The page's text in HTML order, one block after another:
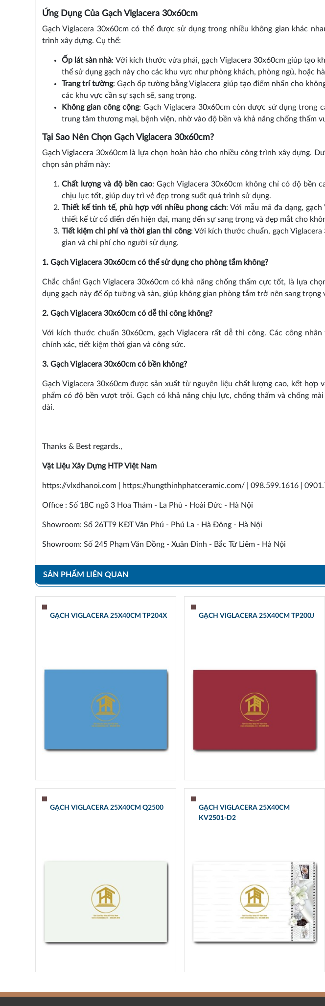
Ứng Dụng Của Gạch Viglacera 30x60cm
Gạch Viglacera 30x60cm có thể được sử dụng trong nhiều không gian khác
trình xây dựng. Cụ thể:
Ốp lát sàn nhà: Với kích thước vừa phải, gạch Viglacera 30x60cm giúp tạo
thể sử dụng gạch này cho các khu vực như phòng khách, phòng ngủ, hoặc
Trang trí tường: Gạch ốp tường bằng Viglacera giúp tạo điểm nhấn cho
các khu vực cần sự sạch sẽ, sang trọng.
Không gian công cộng: Gạch Viglacera 30x60cm còn được sử dụng trong
trung tâm thương mại, bệnh viện, nhờ vào độ bền và khả năng chống thấm
Tại Sao Nên Chọn Gạch Viglacera 30x60cm?
Gạch Viglacera 30x60cm là lựa chọn hoàn hảo cho nhiều công trình xây dựng.
chọn sản phẩm này:
Chất lượng và độ bền cao: Gạch Viglacera 30x60cm không chỉ có độ bền
chịu lực tốt, giúp duy trì vẻ đẹp trong suốt quá trình sử dụng.
Thiết kế tinh tế, phù hợp với nhiều phong cách: Với mẫu mã đa dạng,
thiết kế từ cổ điển đến hiện đại, mang đến sự sang trọng và đẹp mắt cho
Tiết kiệm chi phí và thời gian thi công: Với kích thước chuẩn, gạch
gian và chi phí cho người sử dụng.
1. Gạch Viglacera 30x60cm có thể sử dụng cho phòng tắm không?
Chắc chắn! Gạch Viglacera 30x60cm có khả năng chống thấm cực tốt, là lựa
dụng gạch này để ốp tường và sàn, giúp không gian phòng tắm trở nên sang trọng
2. Gạch Viglacera 30x60cm có dễ thi công không?
Với kích thước chuẩn 30x60cm, gạch Viglacera rất dễ thi công. Các công
chính xác, tiết kiệm thời gian và công sức.
3. Gạch Viglacera 30x60cm có bền không?
Gạch Viglacera 30x60cm được sản xuất từ nguyên liệu chất lượng cao, kết hợp
phẩm có độ bền vượt trội. Gạch có khả năng chịu lực, chống thấm và chống
dài.
Thanks & Best regards.,
Vật Liệu Xây Dựng HTP Việt Nam
https://vlxdhanoi.com | https://hungthinhphatceramic.com/ | 098.599.1616 |
Office : Số 18C ngõ 3 Hoa Thám - La Phù - Hoài Đức - Hà Nội
Showroom: Số 26TT9 KĐT Văn Phú - Phú La - Hà Đông - Hà Nội
Showroom: Số 245 Phạm Văn Đồng - Xuân Đỉnh - Bắc Từ Liêm - Hà Nội
SẢN PHẨM LIÊN QUAN
GẠCH VIGLACERA 25X40CM TP204X GẠCH VIGLACERA 25X40CM TP200J
GẠCH VIGLACERA 25X40CM Q2500
GẠCH VIGLACERA 25X40CM
KV2501-D2